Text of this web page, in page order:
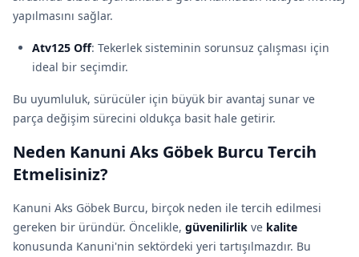
yapılmasını sağlar.
Atv125 Off: Tekerlek sisteminin sorunsuz çalışması için
ideal bir seçimdir.
Bu uyumluluk, sürücüler için büyük bir avantaj sunar ve
parça değişim sürecini oldukça basit hale getirir.
Neden Kanuni Aks Göbek Burcu Tercih
Etmelisiniz?
Kanuni Aks Göbek Burcu, birçok neden ile tercih edilmesi
gereken bir üründür. Öncelikle, güvenilirlik ve kalite
konusunda Kanuni'nin sektördeki yeri tartışılmazdır. Bu